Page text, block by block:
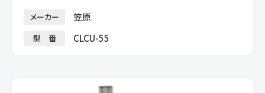
メーカー 笠原
型 番 CLCU-55